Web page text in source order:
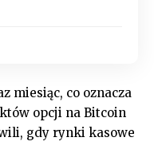
miesiąc, co oznacza
opcji na Bitcoin
gdy rynki kasowe